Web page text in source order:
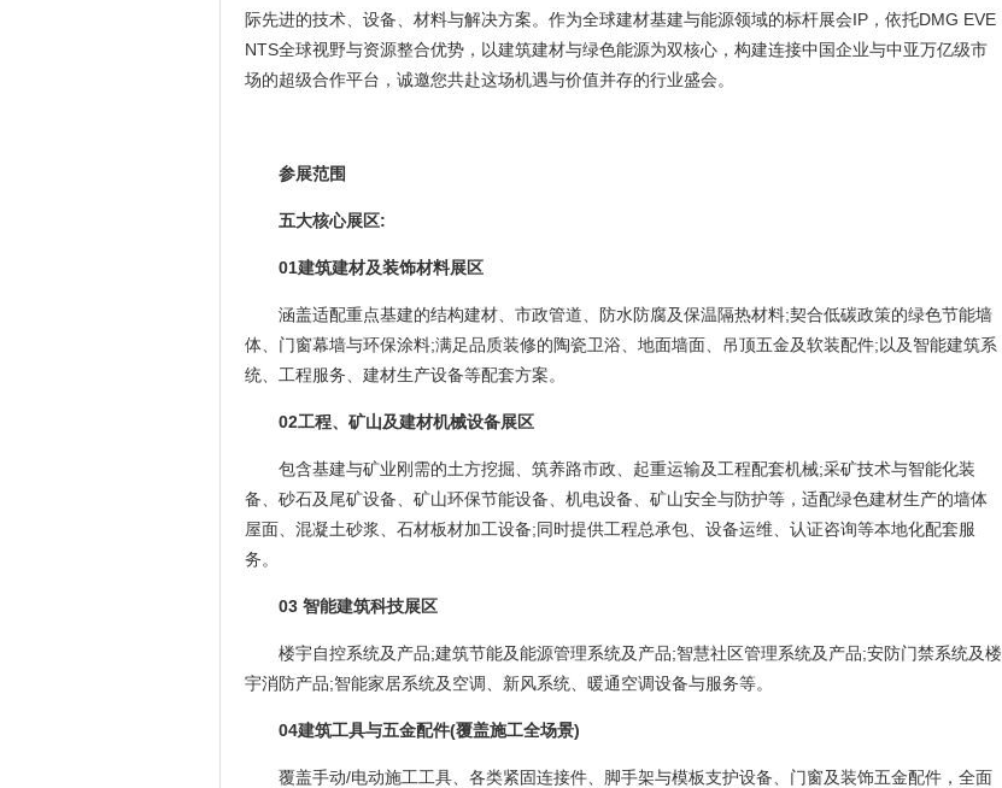
际先进的技术、设备、材料与解决方案。作为全球建材基建与能源领域的标杆展会IP，依托DMG EVE
NTS全球视野与资源整合优势，以建筑建材与绿色能源为双核心，构建连接中国企业与中亚万亿级市
场的超级合作平台，诚邀您共赴这场机遇与价值并存的行业盛会。
参展范围
五大核心展区:
01建筑建材及装饰材料展区
涵盖适配重点基建的结构建材、市政管道、防水防腐及保温隔热材料;契合低碳政策的绿色节能墙
体、门窗幕墙与环保涂料;满足品质装修的陶瓷卫浴、地面墙面、吊顶五金及软装配件;以及智能建筑系
统、工程服务、建材生产设备等配套方案。
02工程、矿山及建材机械设备展区
包含基建与矿业刚需的土方挖掘、筑养路市政、起重运输及工程配套机械;采矿技术与智能化装
备、砂石及尾矿设备、矿山环保节能设备、机电设备、矿山安全与防护等，适配绿色建材生产的墙体
屋面、混凝土砂浆、石材板材加工设备;同时提供工程总承包、设备运维、认证咨询等本地化配套服
务。
03 智能建筑科技展区
楼宇自控系统及产品;建筑节能及能源管理系统及产品;智慧社区管理系统及产品;安防门禁系统及楼
宇消防产品;智能家居系统及空调、新风系统、暖通空调设备与服务等。
04建筑工具与五金配件(覆盖施工全场景)
覆盖手动/电动施工工具、各类紧固连接件、脚手架与模板支护设备、门窗及装饰五金配件，全面